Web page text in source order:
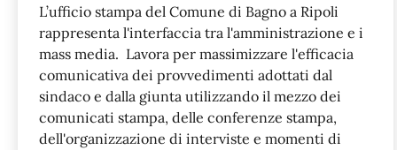
L’ufficio stampa del Comune di Bagno a Ripoli
rappresenta l'interfaccia tra l'amministrazione e i
mass media. Lavora per massimizzare l'efficacia
comunicativa dei provvedimenti adottati dal
sindaco e dalla giunta utilizzando il mezzo dei
comunicati stampa, delle conferenze stampa,
dell'organizzazione di interviste e momenti di